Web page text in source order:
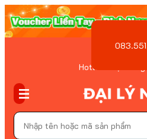
Hotline Đặt hàng